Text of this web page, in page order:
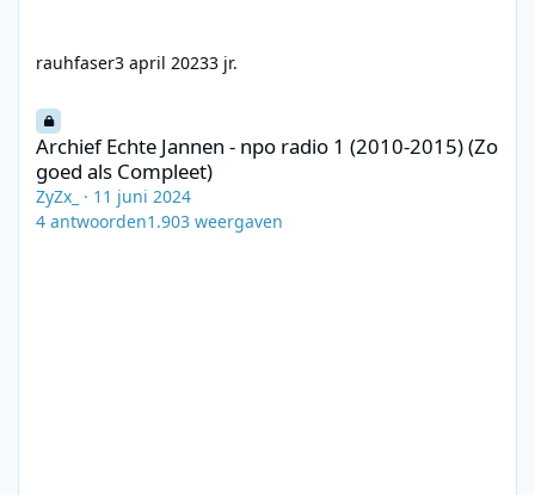
rauhfaser3 april 20233 jr.
Archief Echte Jannen - npo radio 1 (2010-2015) (Zo goed als
Archief Echte Jannen - npo radio 1 (2010-2015) (Zo
goed als Compleet)
ZyZx_ · 11 juni 2024
4 antwoorden1.903 weergaven